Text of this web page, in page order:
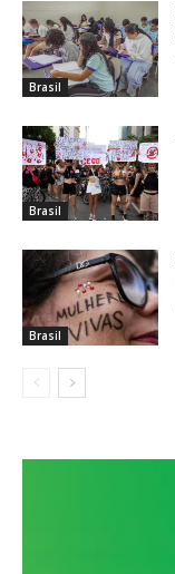
Brasil
Brasil
Brasil